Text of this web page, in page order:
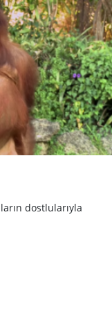
dostlularıyla